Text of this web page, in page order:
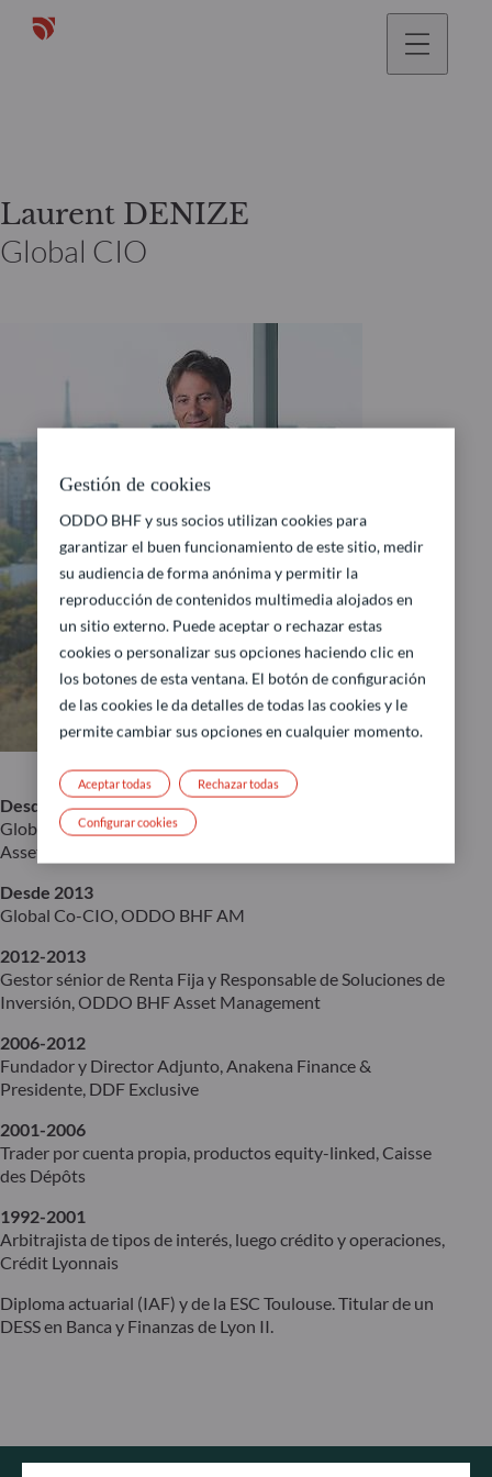
Laurent DENIZE
Global CIO
Desde 2019
Global Co-CIO & Global Head de Renta Fija, ODDO BHF
Asset Management
Desde 2013
Global Co-CIO, ODDO BHF AM
2012-2013
Gestor sénior de Renta Fija y Responsable de Soluciones de
Inversión, ODDO BHF Asset Management
2006-2012
Fundador y Director Adjunto, Anakena Finance &
Presidente, DDF Exclusive
2001-2006
Trader por cuenta propia, productos equity-linked, Caisse
des Dépôts
1992-2001
Arbitrajista de tipos de interés, luego crédito y operaciones,
Crédit Lyonnais
Diploma actuarial (IAF) y de la ESC Toulouse. Titular de un
DESS en Banca y Finanzas de Lyon II.
Gestión de cookies
ODDO BHF y sus socios utilizan cookies para
garantizar el buen funcionamiento de este sitio, medir
su audiencia de forma anónima y permitir la
reproducción de contenidos multimedia alojados en
un sitio externo. Puede aceptar o rechazar estas
cookies o personalizar sus opciones haciendo clic en
los botones de esta ventana. El botón de configuración
de las cookies le da detalles de todas las cookies y le
permite cambiar sus opciones en cualquier momento.
Rechazar todas
Aceptar todas
Configurar cookies